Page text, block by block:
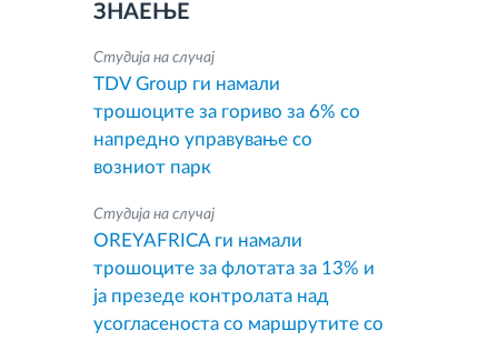
ЗНАЕЊЕ
Студија на случај
TDV Group ги намали
трошоците за гориво за 6% со
напредно управување со
возниот парк
Студија на случај
OREYAFRICA ги намали
трошоците за флотата за 13% и
ја презеде контролата над
усогласеноста со маршрутите со